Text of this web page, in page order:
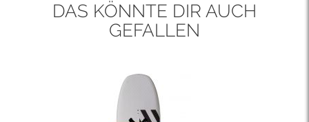
DAS KÖNNTE DIR AUCH
GEFALLEN